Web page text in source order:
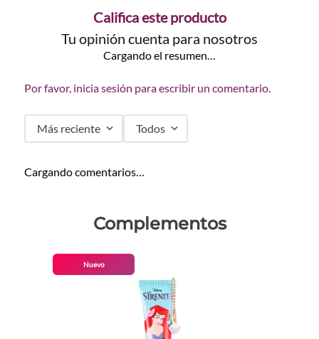
Califica este producto
Tu opinión cuenta para nosotros
Cargando el resumen…
Por favor, inicia sesión para escribir un comentario.
Más reciente Todos
Cargando comentarios…
Complementos
Nuevo